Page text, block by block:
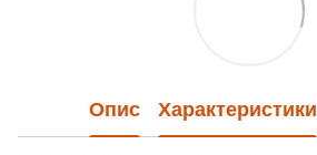
Опис Характеристики